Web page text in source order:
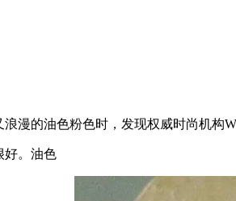
的油色粉色时，发现权威时尚机构
。油色